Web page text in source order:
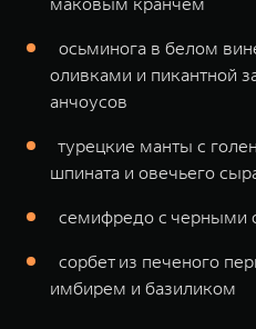
осьминога в белом
оливками и пикантной
анчоусов
турецкие манты с
шпината и овечьего
семифредо с черными
сорбет из печеного
имбирем и базиликом